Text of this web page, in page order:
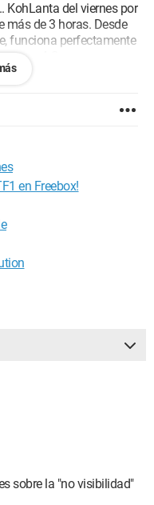
KohLanta del viernes por
más de 3 horas. Desde
funciona perfectamente
4 Go porque
FAT)
reproducción en otro
la carpeta
en una especie de
es demasiado
en ello :)
en Freebox!
sobre la "no visibilidad"